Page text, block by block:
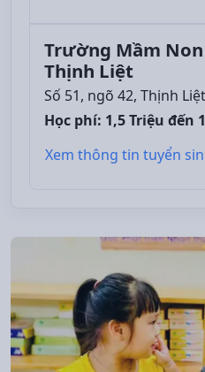
Trường Mầm
Thịnh Liệt
Số 51, ngõ 42, Thịnh
Học phí: 1,5 Triệu đến
Xem thông tin tuyển